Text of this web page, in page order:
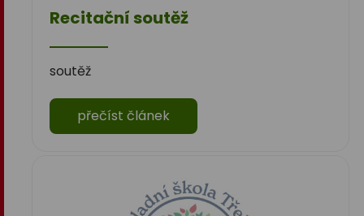
Recitační soutěž
soutěž
přečíst článek